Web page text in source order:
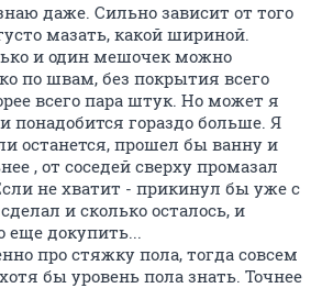
даже. Сильно зависит от того
мазать, какой шириной.
и один мешочек можно
по швам, без покрытия всего
всего пара штук. Но может я
понадобится гораздо больше. Я
останется, прошел бы ванну и
, от соседей сверху промазал
не хватит - прикинул бы уже с
и сколько осталось, и
еще докупить...
про стяжку пола, тогда совсем
бы уровень пола знать. Точнее